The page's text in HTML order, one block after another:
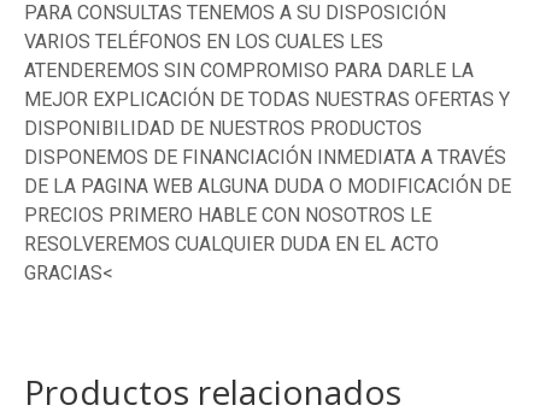
PARA CONSULTAS TENEMOS A SU DISPOSICIÓN
VARIOS TELÉFONOS EN LOS CUALES LES
ATENDEREMOS SIN COMPROMISO PARA DARLE LA
MEJOR EXPLICACIÓN DE TODAS NUESTRAS OFERTAS Y
DISPONIBILIDAD DE NUESTROS PRODUCTOS
DISPONEMOS DE FINANCIACIÓN INMEDIATA A TRAVÉS
DE LA PAGINA WEB ALGUNA DUDA O MODIFICACIÓN DE
PRECIOS PRIMERO HABLE CON NOSOTROS LE
RESOLVEREMOS CUALQUIER DUDA EN EL ACTO
GRACIAS<
Productos relacionados